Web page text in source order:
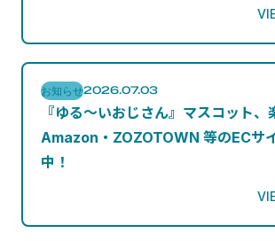
お知らせ2026.07.03
『ゆる～いおじさん』マスコット、
Amazon・ZOZOTOWN 等のECサ
中！